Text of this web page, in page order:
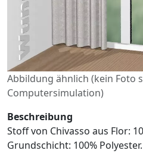
Abbildung ähnlich (kein Foto
Computersimulation)
Beschreibung
Stoff von Chivasso aus Flor:
Grundschicht: 100% Polyester.